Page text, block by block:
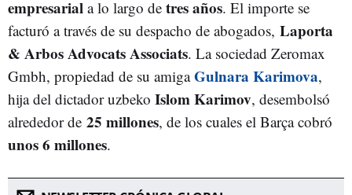
empresarial a lo largo de tres años. El importe se
facturó a través de su despacho de abogados, Laporta
& Arbos Advocats Associats. La sociedad Zeromax
Gmbh, propiedad de su amigaGulnara Karimova,
hija del dictador uzbeko Islom Karimov, desembolsó
alrededor de 25 millones, de los cuales el Barça cobró
unos 6 millones.